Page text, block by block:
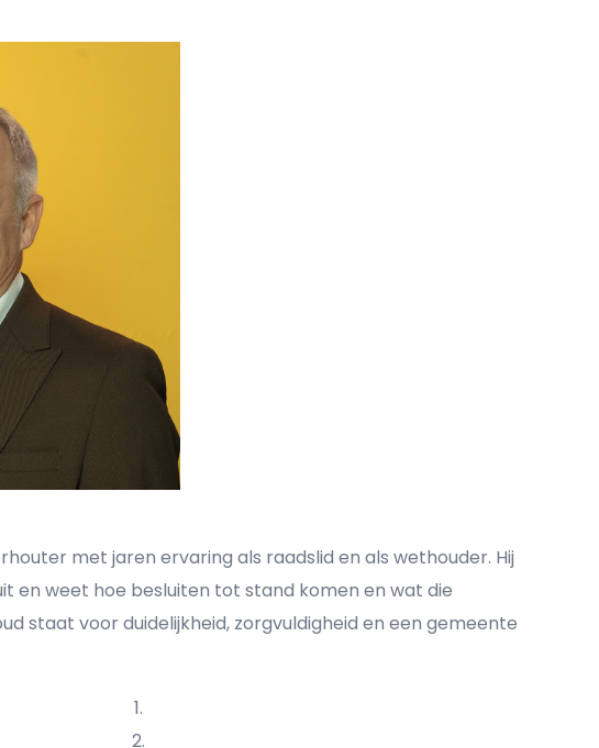
met jaren ervaring als raadslid en als wethouder. Hij
en weet hoe besluiten tot stand komen en wat die
staat voor duidelijkheid, zorgvuldigheid en een gemeente